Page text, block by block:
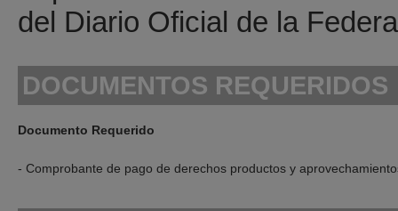
del Diario Oficial de la
DOCUMENTOS REQUERIDOS
Documento Requerido
- Comprobante de pago de derechos productos y